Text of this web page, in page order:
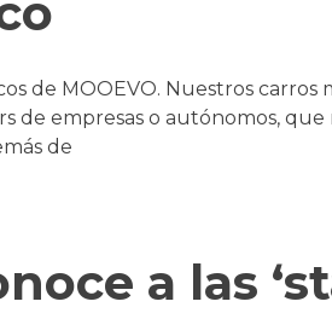
de MOOEVO. Nuestros carros
de empresas o autónomos,
de
a las